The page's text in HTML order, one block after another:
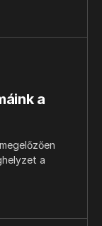
a
a